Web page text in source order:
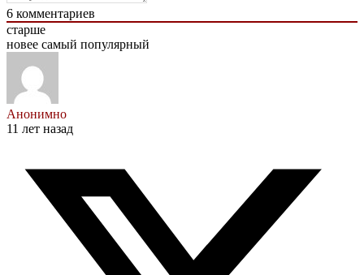
6 комментариев
старше
новее самый популярный
Анонимно
11 лет назад